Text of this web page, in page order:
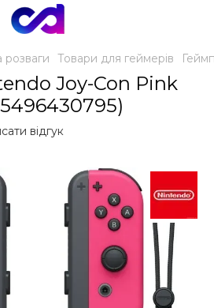
розваги Товари для геймерів
Joy-Con Pink
відгук